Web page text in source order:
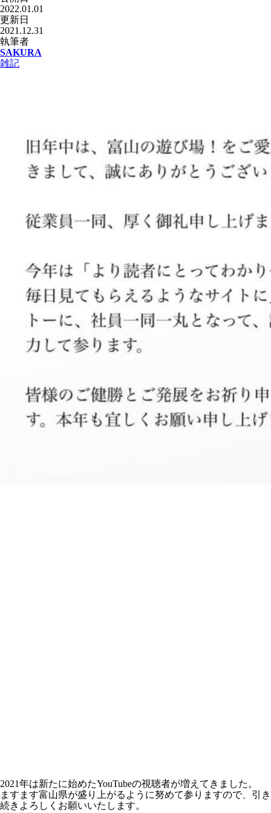
2022.01.01
更新日
2021.12.31
執筆者
SAKURA
雑記
2021年は新たに始めたYouTubeの視聴者が増えてきました。
ますます富山県が盛り上がるように努めて参りますので、引き
続きよろしくお願いいたします。